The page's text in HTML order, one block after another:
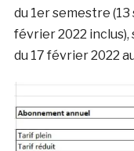
du 1er semestre (13
février 2022 inclus),
du 17 février 2022